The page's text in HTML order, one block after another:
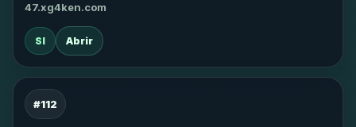
47.xg4ken.com
SI Abrir
#112